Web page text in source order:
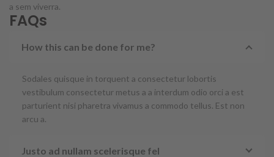
a sem viverra.
FAQs
How this can be done for me?
Sodales quisque in torquent a consectetur lobortis
vestibulum consectetur metus a a interdum odio orci a est
parturient nisi pharetra vivamus a commodo tellus. Est non
arcu a.
Justo ad nullam scelerisque fel